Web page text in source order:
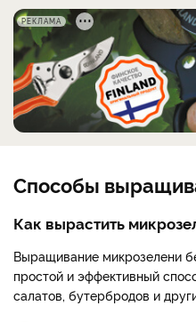
РЕКЛАМА
Способы
Как вырастить
Выращивание микрозелени
простой и эффективный
салатов, бутербродов и